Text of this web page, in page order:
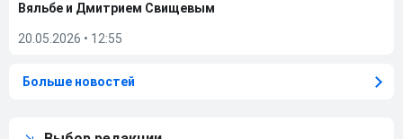
Вяльбе и Дмитрием Свищевым
20.05.2026 • 12:55
Больше новостей